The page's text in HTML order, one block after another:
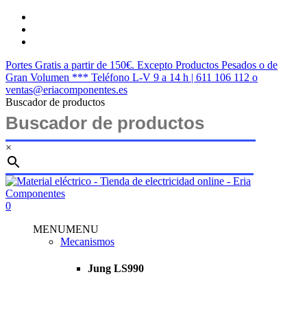
Skip
main
Portes Gratis a partir de 150€. Excepto Productos Pesados o de
Gran Volumen *** Teléfono L-V 9 a 14 h | 611 106 112 o
ventas@eriacomponentes.es
Buscador de productos
×
Close
Search
search
account
0
MENUMENU
Mecanismos
Jung LS990